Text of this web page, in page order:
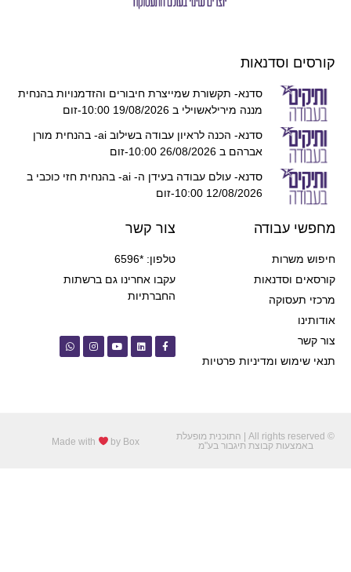
סדנא- תקשורת שמייצרת חיבורים והזדמנויות בהנחית
מננה מירילאשוילי ב 19/08/2026 10:00-זום
סדנא- הכנה לראיון עבודה בשילוב ai- בהנחית מורן
אברהם ב 26/08/2026 10:00-זום
סדנא- עולם עבודה בעידן ה- ai- בהנחית חזי כוכבי ב
12/08/2026 10:00-זום
פרטיות
עקבו אחרינו גם ברשתות
© All rights reserved | התוכנית מופעלת
תיגבור בע"מ
Made with by Box